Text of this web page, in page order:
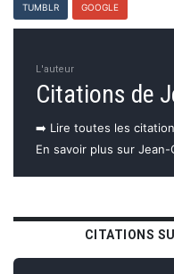
TUMBLR GOOGLE
L'auteur
Citations de
➡️ Lire toutes les
En savoir plus sur Jean-
CITATIONS